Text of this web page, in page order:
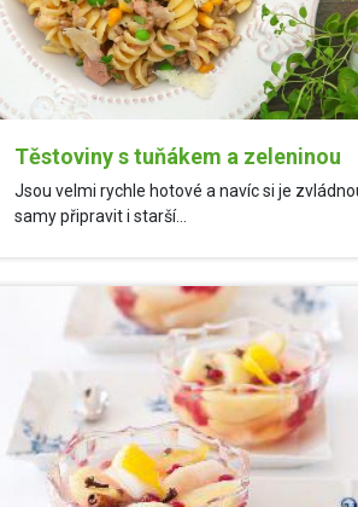
Těstoviny s tuňákem a zeleninou
Jsou velmi rychle hotové a navíc si je
samy připravit i starší...